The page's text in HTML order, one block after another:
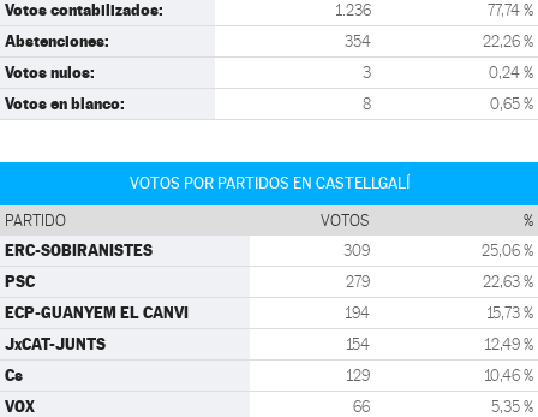
Votos contabilizados: 1.236 77,74 %
Abstenciones: 354 22,26 %
Votos nulos: 3 0,24 %
Votos en blanco: 8 0,65 %
VOTOS POR PARTIDOS EN CASTELLGALÍ
PARTIDO VOTOS %
ERC-SOBIRANISTES 309 25,06 %
PSC 279 22,63 %
ECP-GUANYEM EL CANVI 194 15,73 %
JxCAT-JUNTS 154 12,49 %
Cs 129 10,46 %
VOX 66 5,35 %